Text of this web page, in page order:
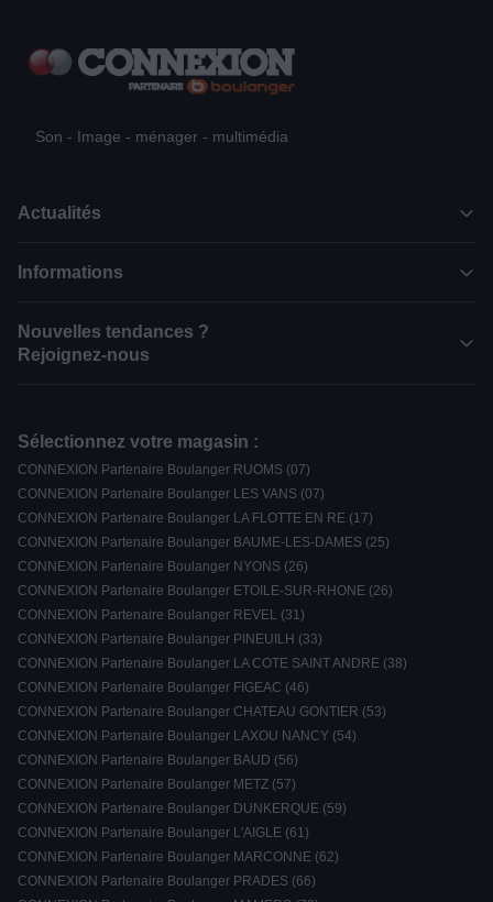
Son - Image - ménager - multimédia
Actualités
Informations
Nouvelles tendances ?
Rejoignez-nous
Sélectionnez votre magasin :
CONNEXION Partenaire Boulanger RUOMS (07)
CONNEXION Partenaire Boulanger LES VANS (07)
CONNEXION Partenaire Boulanger LA FLOTTE EN RE (17)
CONNEXION Partenaire Boulanger BAUME-LES-DAMES (25)
CONNEXION Partenaire Boulanger NYONS (26)
CONNEXION Partenaire Boulanger ETOILE-SUR-RHONE (26)
CONNEXION Partenaire Boulanger REVEL (31)
CONNEXION Partenaire Boulanger PINEUILH (33)
CONNEXION Partenaire Boulanger LA COTE SAINT ANDRE (38)
CONNEXION Partenaire Boulanger FIGEAC (46)
CONNEXION Partenaire Boulanger CHATEAU GONTIER (53)
CONNEXION Partenaire Boulanger LAXOU NANCY (54)
CONNEXION Partenaire Boulanger BAUD (56)
CONNEXION Partenaire Boulanger METZ (57)
CONNEXION Partenaire Boulanger DUNKERQUE (59)
CONNEXION Partenaire Boulanger L'AIGLE (61)
CONNEXION Partenaire Boulanger MARCONNE (62)
CONNEXION Partenaire Boulanger PRADES (66)